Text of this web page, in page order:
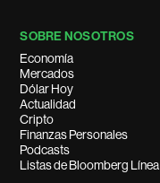
SOBRE NOSOTROS
Economía
Mercados
Dólar Hoy
Actualidad
Cripto
Finanzas Personales
Podcasts
Listas de Bloomberg Línea